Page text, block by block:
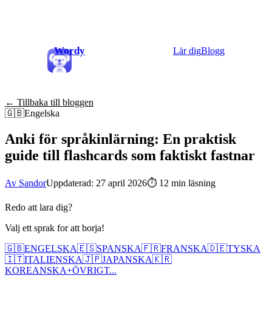
Wordy Lär digBlogg
← Tillbaka till bloggen
🇬🇧Engelska
Anki för språkinlärning: En praktisk
guide till flashcards som faktiskt fastnar
Av SandorUppdaterad: 27 april 2026⏱ 12 min läsning
Redo att lara dig?
Valj ett sprak for att borja!
🇬🇧ENGELSKA🇪🇸SPANSKA🇫🇷FRANSKA🇩🇪TYSKA
🇮🇹ITALIENSKA🇯🇵JAPANSKA🇰🇷
KOREANSKA+ÖVRIGT...